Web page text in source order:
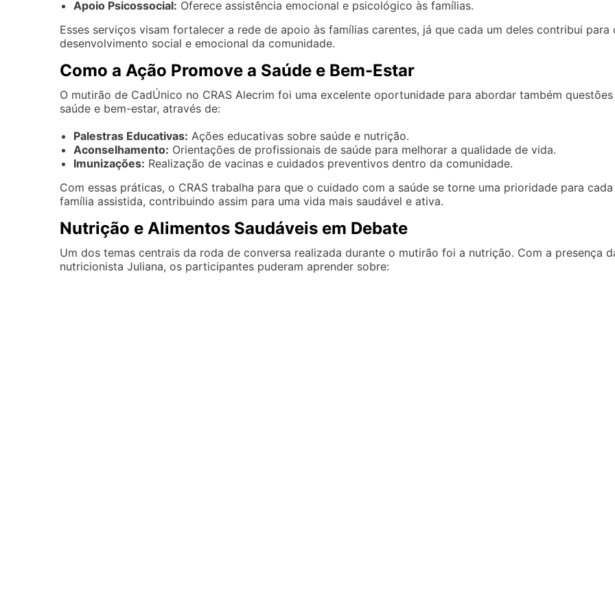
Apoio Psicossocial: Oferece assistência emocional e psicológico às famílias.
Esses serviços visam fortalecer a rede de apoio às famílias carentes, já que cada um deles contribui para
desenvolvimento social e emocional da comunidade.
Como a Ação Promove a Saúde e Bem-Estar
O mutirão de CadÚnico no CRAS Alecrim foi uma excelente oportunidade para abordar também
saúde e bem-estar, através de:
Palestras Educativas: Ações educativas sobre saúde e nutrição.
Aconselhamento: Orientações de profissionais de saúde para melhorar a qualidade de vida.
Imunizações: Realização de vacinas e cuidados preventivos dentro da comunidade.
Com essas práticas, o CRAS trabalha para que o cuidado com a saúde se torne uma prioridade para cada
família assistida, contribuindo assim para uma vida mais saudável e ativa.
Nutrição e Alimentos Saudáveis em Debate
Um dos temas centrais da roda de conversa realizada durante o mutirão foi a nutrição. Com a presença
nutricionista Juliana, os participantes puderam aprender sobre: